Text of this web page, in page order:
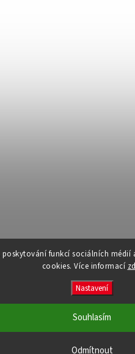
funkcí sociálních
cookies. Více informací
Nastavení
Odmítnout
Souhlasím